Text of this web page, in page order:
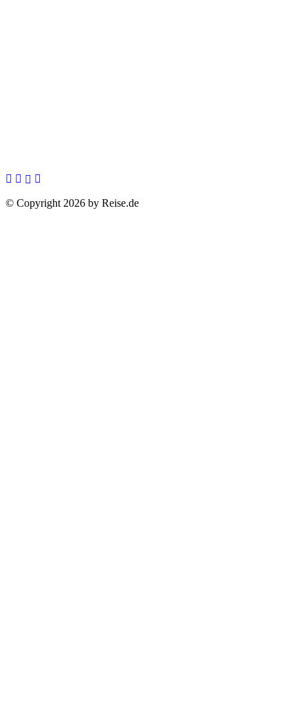
© Copyright 2026 by Reise.de